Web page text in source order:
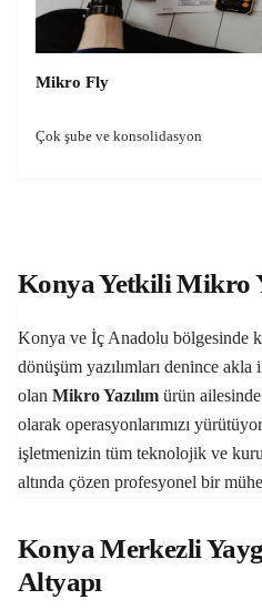
Mikro Fly
Çok şube ve konsolidasyon
Konya Yetkili Mikro
Konya ve İç Anadolu bölgesinde
dönüşüm yazılımları denince
olan Mikro Yazılım ürün
olarak operasyonlarımızı
işletmenizin tüm teknolojik ve
altında çözen profesyonel bir
Konya Merkezli
Altyapı